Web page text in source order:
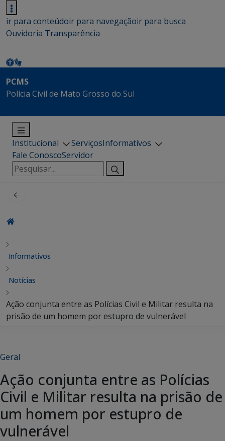
ir para conteúdoir para navegaçãoir para busca
Ouvidoria Transparência
PCMS
Polícia Civil de Mato Grosso do Sul
Institucional ServiçosInformativos
Fale ConoscoServidor
Pesquisar
por:
Informativos
Notícias
Ação conjunta entre as Polícias Civil e Militar resulta na
prisão de um homem por estupro de vulnerável
Geral
Ação conjunta entre as Polícias
Civil e Militar resulta na prisão de
um homem por estupro de
vulnerável